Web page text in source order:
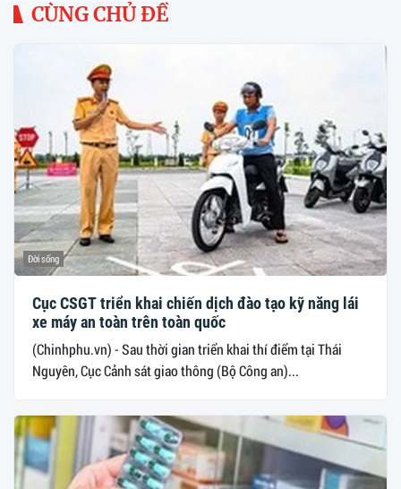
CÙNG CHỦ ĐỀ
Đời sống
Cục CSGT triển khai chiến dịch đào tạo kỹ năng lái
xe máy an toàn trên toàn quốc
(Chinhphu.vn) - Sau thời gian triển khai thí điểm tại Thái
Nguyên, Cục Cảnh sát giao thông (Bộ Công an)...